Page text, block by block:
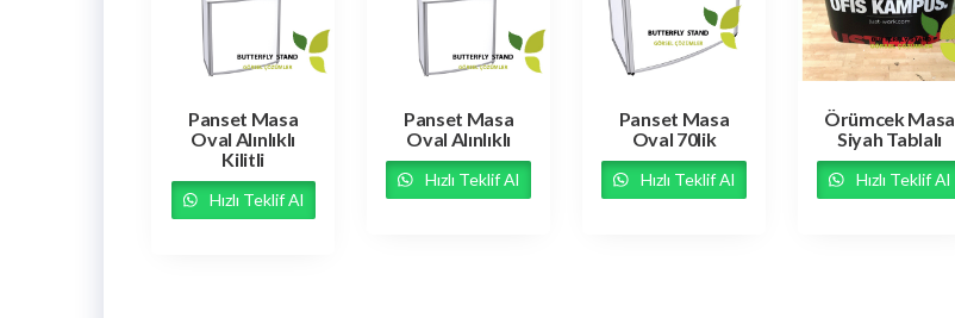
Panset Masa
Oval Alınlıklı
Kilitli
Hızlı Teklif Al
Panset Masa
Oval Alınlıklı
Hızlı Teklif Al
Panset Masa
Oval 70lik
Hızlı Teklif Al
Örümcek Masa
Siyah Tablalı
Hızlı Teklif Al